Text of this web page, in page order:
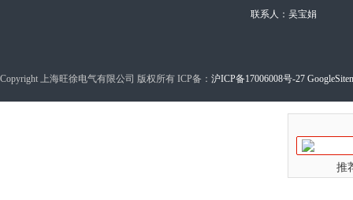
联系人：吴宝娟
Copyright 上海旺徐电气有限公司 版权所有 ICP备： 沪ICP备17006008号-27
推